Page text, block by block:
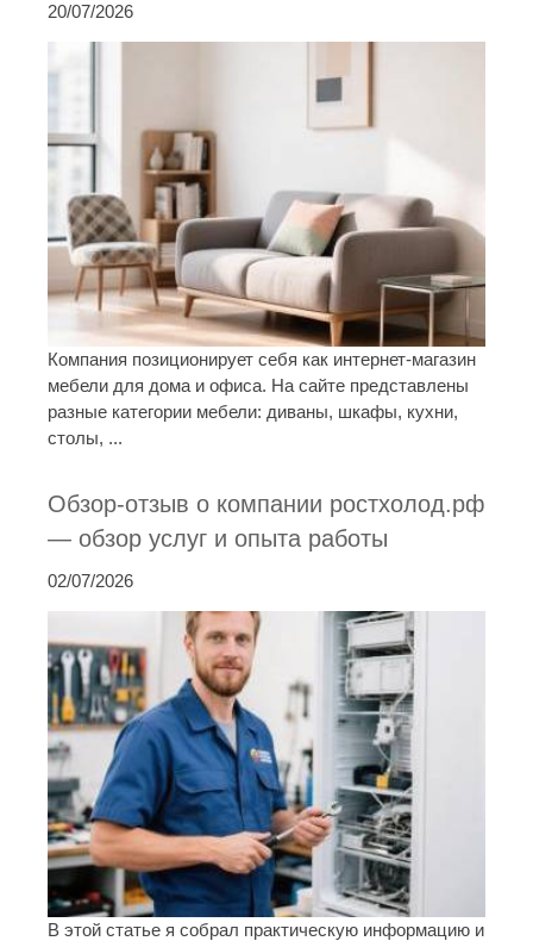
20/07/2026
Компания позиционирует себя как интернет-магазин
мебели для дома и офиса. На сайте представлены
разные категории мебели: диваны, шкафы, кухни,
столы, ...
Обзор-отзыв о компании ростхолод.рф
— обзор услуг и опыта работы
02/07/2026
В этой статье я собрал практическую информацию и